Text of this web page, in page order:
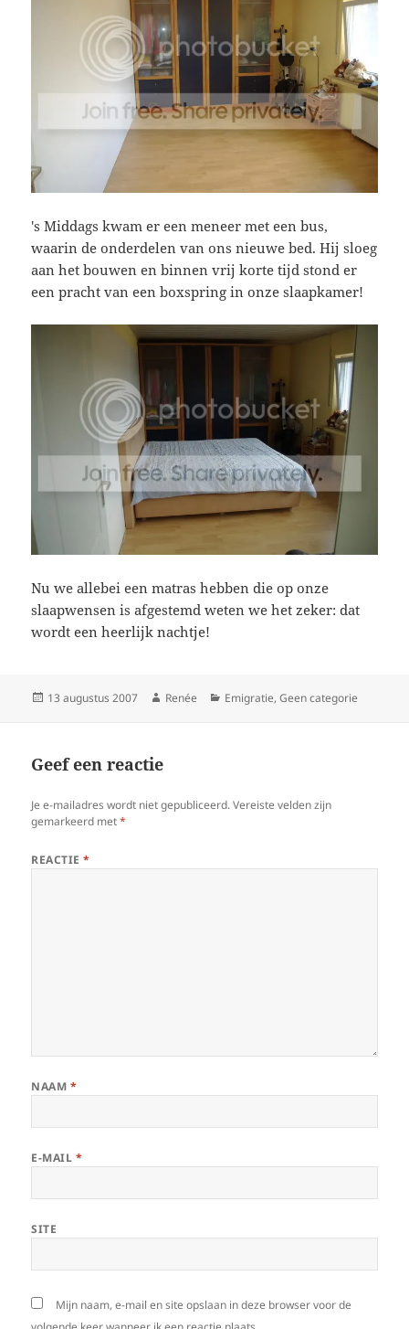
's Middags kwam er een meneer met een bus,
waarin de onderdelen van ons nieuwe bed. Hij sloeg
aan het bouwen en binnen vrij korte tijd stond er
een pracht van een boxspring in onze slaapkamer!
Nu we allebei een matras hebben die op onze
slaapwensen is afgestemd weten we het zeker: dat
wordt een heerlijk nachtje!
Geplaatst
13 augustus 2007 Auteur
Renée Categorieën
Emigratie,Geen categorie
Geef een reactie
Je e-mailadres wordt niet gepubliceerd. Vereiste velden zijn
gemarkeerd met*
REACTIE*
NAAM *
E-MAIL *
SITE
Mijn naam, e-mail en site opslaan in deze browser voor de